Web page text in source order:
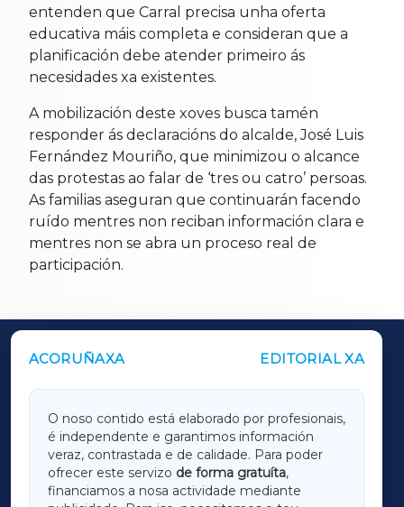
entenden que Carral precisa unha oferta
educativa máis completa e consideran que a
planificación debe atender primeiro ás
necesidades xa existentes.
A mobilización deste xoves busca tamén
responder ás declaracións do alcalde, José Luis
Fernández Mouriño, que minimizou o alcance
das protestas ao falar de ‘tres ou catro’ persoas.
As familias aseguran que continuarán facendo
ruído mentres non reciban información clara e
mentres non se abra un proceso real de
participación.
ACORUÑAXA EDITORIAL XA
O noso contido está elaborado por profesionais,
é independente e garantimos información
veraz, contrastada e de calidade. Para poder
ofrecer este servizo de forma gratuíta,
financiamos a nosa actividade mediante
OUTROS PERIÓDICOS
LUGOXA
TERRACHAXA